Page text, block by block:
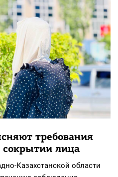
требования
сокрытии лица
Казахстанской области